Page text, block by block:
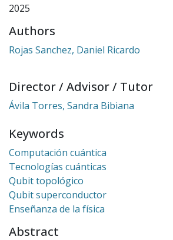
2025
Authors
Rojas Sanchez, Daniel Ricardo
Director / Advisor / Tutor
Ávila Torres, Sandra Bibiana
Keywords
Computación cuántica
Tecnologías cuánticas
Qubit topológico
Qubit superconductor
Enseñanza de la física
Abstract